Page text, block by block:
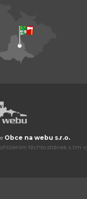
Obce na webu s.r.o.
těchto stránek s tím